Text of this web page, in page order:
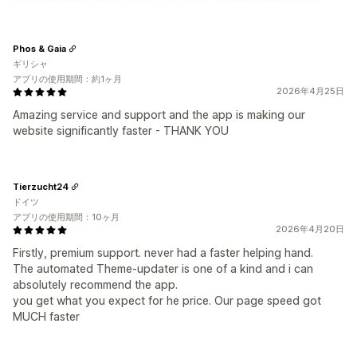
2026年4月25日
Amazing service and support and the app is making our
website significantly faster - THANK YOU
Phos & Gaia
ギリシャ
アプリの使用期間：約1ヶ月
2026年4月20日
Firstly, premium support. never had a faster helping hand.
The automated Theme-updater is one of a kind and i can
absolutely recommend the app.
you get what you expect for he price. Our page speed got
MUCH faster
Tierzucht24
ドイツ
アプリの使用期間：10ヶ月